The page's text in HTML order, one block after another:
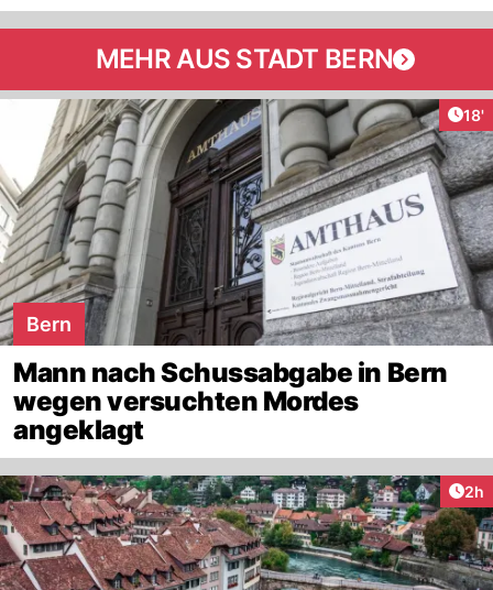
MEHR AUS STADT BERN
18'
Bern
Mann nach Schussabgabe in Bern
wegen versuchten Mordes
angeklagt
2h